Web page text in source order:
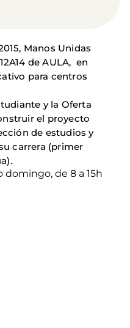
Manos Unidas
de AULA, en
para centros
y la Oferta
el proyecto
de estudios y
carrera (primer
domingo, de 8 a 15h